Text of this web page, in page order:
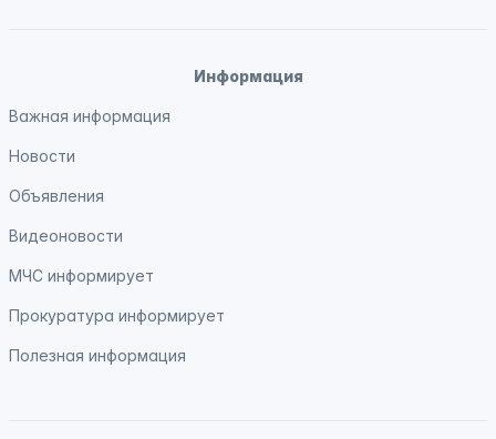
Информация
Важная информация
Новости
Объявления
Видеоновости
МЧС информирует
Прокуратура информирует
Полезная информация